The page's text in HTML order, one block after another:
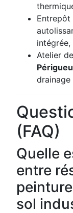
Entrepôt
Atelier
drainage
(FAQ)
Quelle
entre
sol